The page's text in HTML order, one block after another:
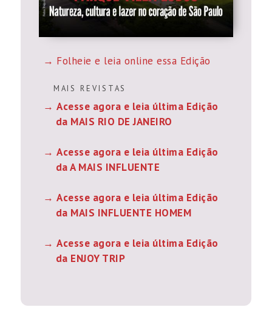
Folheie e leia online essa Edição
M A I S R E V I S T A S
Acesse agora e leia última Edição
da MAIS RIO DE JANEIRO
Acesse agora e leia última Edição
da A MAIS INFLUENTE
Acesse agora e leia última Edição
da MAIS INFLUENTE HOMEM
Acesse agora e leia última Edição
da ENJOY TRIP